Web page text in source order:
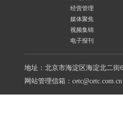
经营管理
媒体聚焦
视频集锦
电子报刊
地址：北京市海淀区海淀北二街
网站管理信箱：cetc@cetc.com.cn